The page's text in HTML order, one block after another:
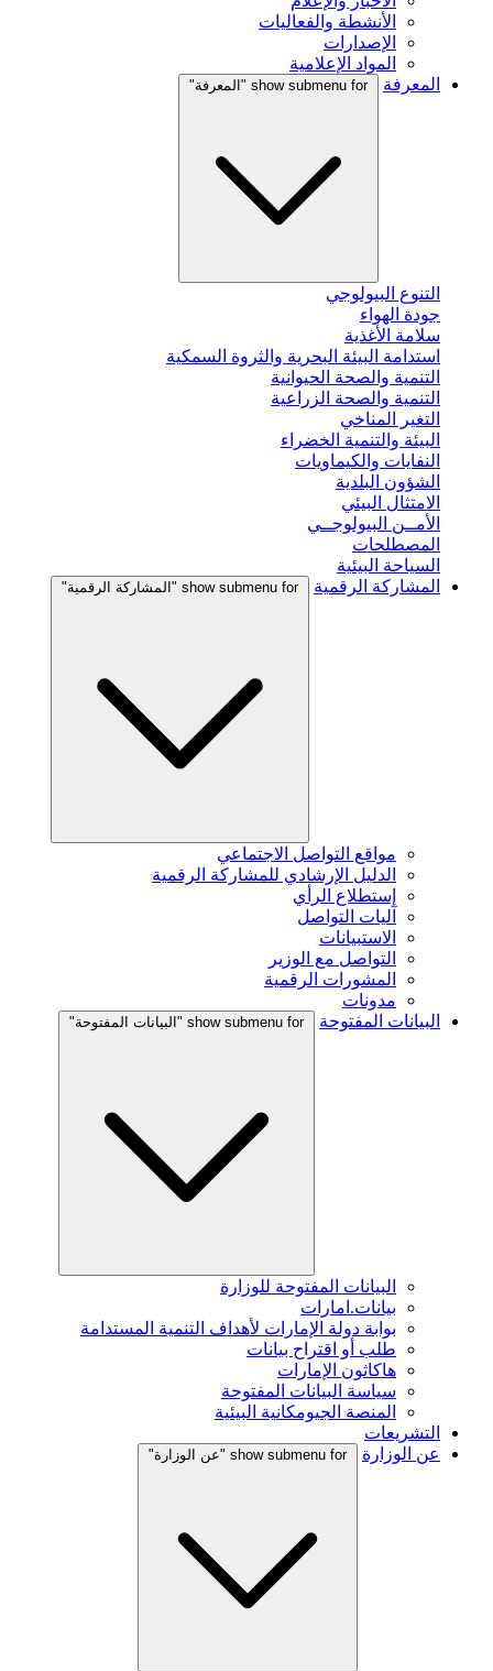
الأنشطة والفعاليات
الإصدارات
المواد الإعلامية
المعرفة
show submenu for "المعرفة"
التنوع البيولوجي
جودة الهواء
سلامة الأغذية
استدامة البيئة البحرية والثروة السمكية
التنمية والصحة الحيوانية
التنمية والصحة الزراعية
التغير المناخي
البيئة والتنمية الخضراء
النفايات والكيماويات
الشؤون البلدية
الامتثال البيئي
الأمــن البيولوجــي
المصطلحات
السياحة البيئية
المشاركة الرقمية
show submenu for "المشاركة الرقمية"
مواقع التواصل الاجتماعي
الدليل الإرشادي للمشاركة الرقمية
إستطلاع الرأي
آليات التواصل
الاستبيانات
التواصل مع الوزير
المشورات الرقمية
مدونات
البيانات المفتوحة
show submenu for "البيانات المفتوحة"
البيانات المفتوحة للوزارة
بيانات.امارات
بوابة دولة الإمارات لأهداف التنمية المستدامة
طلب أو اقتراح بيانات
هاكاثون الإمارات
سياسة البيانات المفتوحة
المنصة الجيومكانية البيئية
التشريعات
عن الوزارة
show submenu for "عن الوزارة"